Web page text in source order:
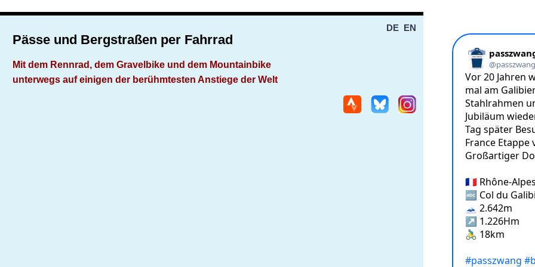
DE EN
Pässe und Bergstraßen per Fahrrad
Mit dem Rennrad, dem Gravelbike und dem Mountainbike
unterwegs auf einigen der berühmtesten Anstiege der Welt